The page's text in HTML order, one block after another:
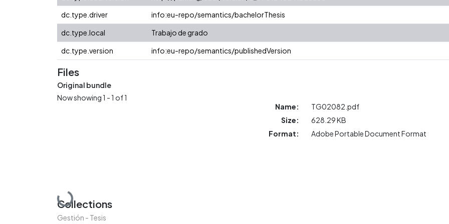
dc.type.driver
info:eu-repo/semantics/bachelorThesis
dc.type.local
Trabajo de grado
dc.type.version
info:eu-repo/semantics/publishedVersion
Files
Original bundle
Now showing1 - 1 of 1
Loading...
Name:
TG02082.pdf
Size:
628.29 KB
Format:
Adobe Portable Document Format
Collections
Gestión - Tesis